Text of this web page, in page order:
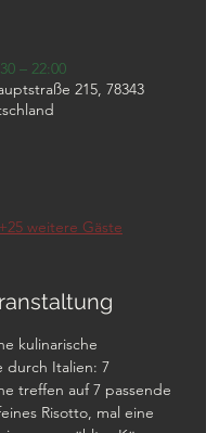
– 22:00
215, 78343
+25 weitere Gäste
kulinarische
durch Italien: 7
treffen auf 7 passende
Risotto, mal eine